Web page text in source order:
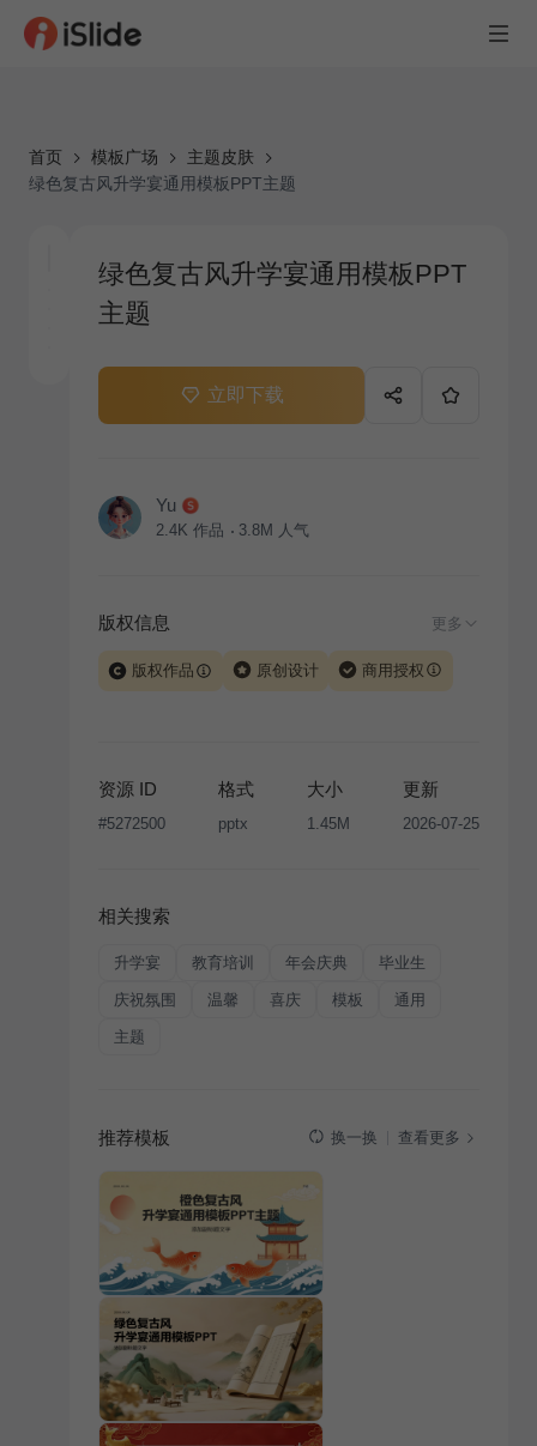
首页 模板广场
主题皮肤
绿色复古风升学宴通用模板PPT主题
绿色复古风升学宴通用模板PPT
主题
立即下载
Yu
2.4K 作品 3.8M 人气
版权信息 更多
版权作品 原创设计 商用授权
版权声明
条款，禁止任何形式的转让、出售或出租，未
经投权许可任何人不得擅自转载和分发，否则将接照我
资源 ID
#5272500
格式
pptx
大小
1.45M
更新
2026-07-25
相关搜索
升学宴 教育培训 年会庆典 毕业生
庆祝氛围 温馨 喜庆 模板 通用
主题
推荐模板 换一换 查看更多